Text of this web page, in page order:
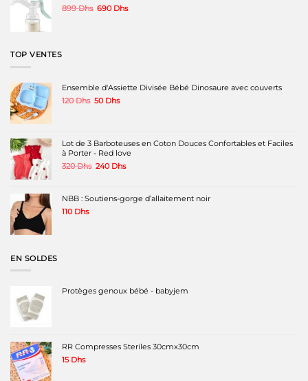
899Dhs Le
690 DhsLe
TOP VENTES
Ensemble d'Assiette Divisée Bébé Dinosaure avec couverts
120Dhs Le
120 Dhs.
50 DhsLe
Lot de 3 Barboteuses en Coton Douces Confortables et Faciles
à Porter - Red love
320Dhs Le
était :
320 Dhs.
240 DhsLe
240 Dhs.
NBB : Soutiens-gorge d’allaitement noir
110 Dhs
EN SOLDES
Protèges genoux bébé - babyjem
RR Compresses Steriles 30cmx30cm
15 Dhs